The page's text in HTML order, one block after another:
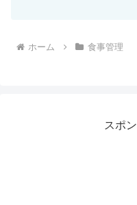
ホーム 食事管理
スポ